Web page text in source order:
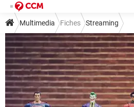
Multimedia Fiches Streaming